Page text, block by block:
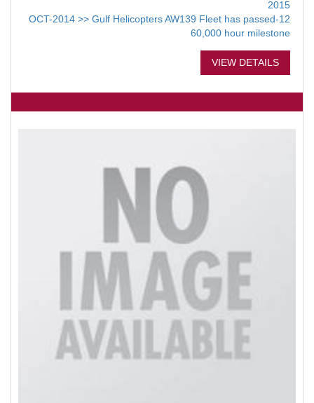
2015
12-OCT-2014 >> Gulf Helicopters AW139 Fleet has passed
60,000 hour milestone
VIEW DETAILS